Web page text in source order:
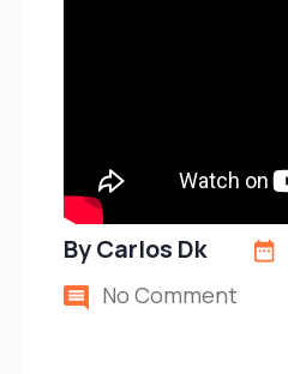
ByCarlos Dk
No Comment